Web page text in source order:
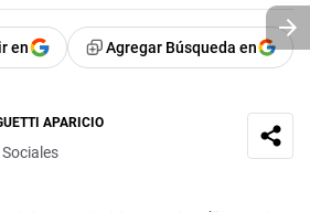
en Agregar Búsqueda en
APARICIO